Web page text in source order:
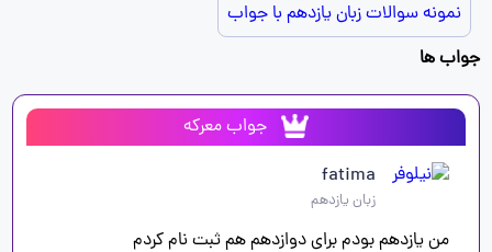
نمونه سوالات زبان یازدهم با جواب
جواب ها
جواب معرکه
fatima
زبان یازدهم